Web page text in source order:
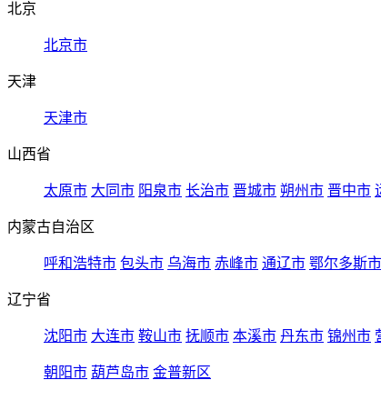
北京
北京市
天津
天津市
山西省
太原市 大同市 阳泉市 长治市 晋城市 朔州市 晋中市
内蒙古自治区
呼和浩特市 包头市 乌海市 赤峰市 通辽市 鄂尔多斯市
辽宁省
沈阳市 大连市 鞍山市 抚顺市 本溪市 丹东市 锦州市
朝阳市 葫芦岛市 金普新区